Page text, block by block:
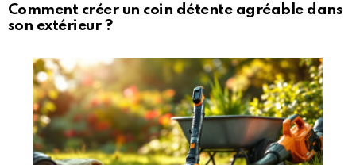
Comment créer un coin détente agréable dans
son extérieur ?